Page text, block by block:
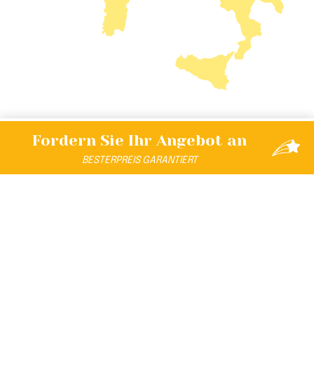
Fordern Sie Ihr Angebot an
BESTERPREISGARANTIERT